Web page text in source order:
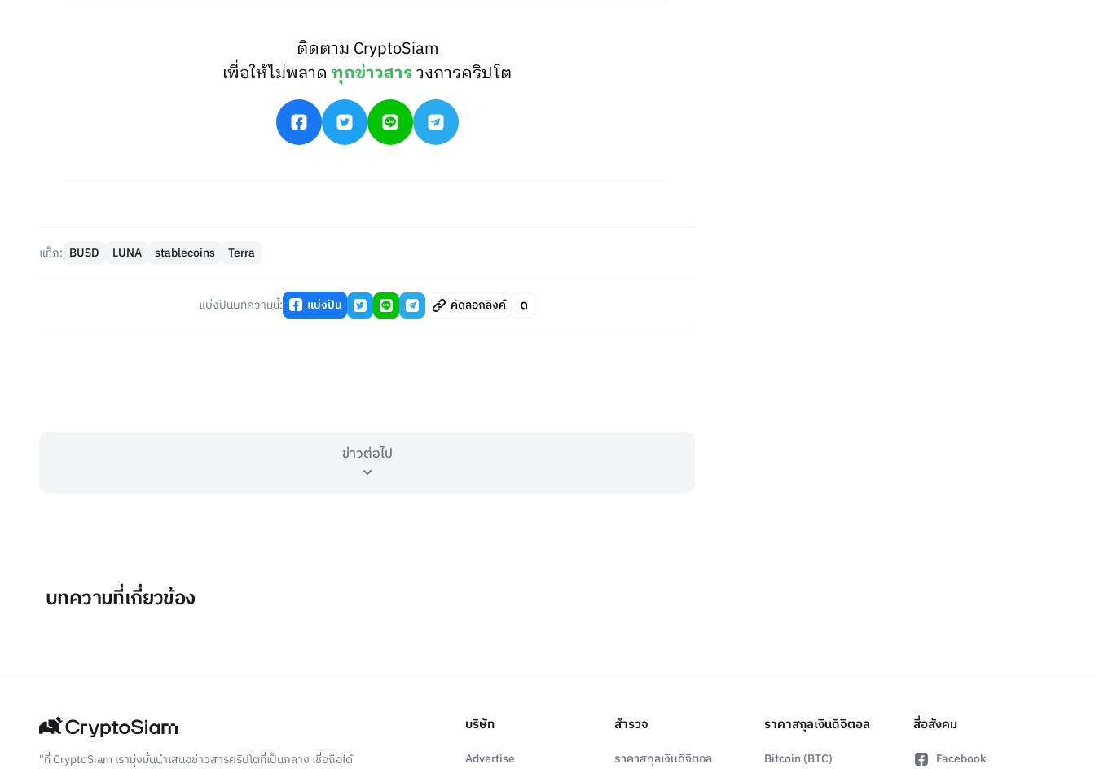
ติดตาม CryptoSiam
เพื่อให้ไม่พลาดทุกข่าวสารวงการคริปโต
แท็ก: BUSD LUNA stablecoins Terra
แบ่งปันบทความนี้: แบ่งปัน คัดลอกลิงค์
ข่าวต่อไป
บทความที่เกี่ยวข้อง
"ที่ CryptoSiam เรามุ่งมั่นนำเสนอข่าวสารคริปโตที่เป็นกลาง เชื่อถือได้
บริษัท
Advertise
สำรวจ
ราคาสกุลเงินดิจิตอล
ราคาสกุลเงินดิจิตอล
Bitcoin (BTC)
สื่อสังคม
Facebook